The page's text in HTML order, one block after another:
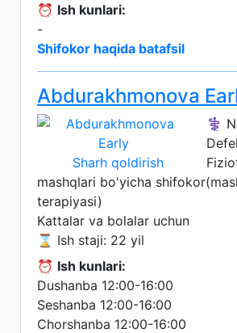
⏰ Ish kunlari:
-
Shifokor haqida batafsil
Abdurakhmonova
Sharh qoldirish
⚕️
mashqlari bo'yicha
terapiyasi)
Kattalar va bolalar uchun
⌛ Ish staji: 22 yil
⏰ Ish kunlari:
Dushanba 12:00-16:00
Seshanba 12:00-16:00
Chorshanba 12:00-16:00